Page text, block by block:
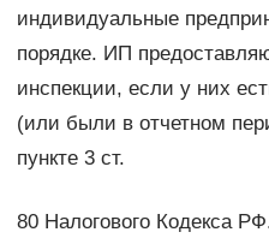
индивидуальные
порядке. ИП
инспекции, если у них
(или были в отчетном
пункте 3 ст.
80 Налогового Кодекса